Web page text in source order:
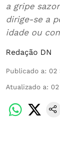
a gripe
dirige-se a
idade ou
Redação DN
Publicado a: 02
Atualizado a: